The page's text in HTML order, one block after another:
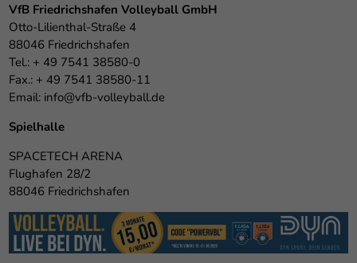
VfB Friedrichshafen Volleyball GmbH
Otto-Lilienthal-Straße 4
88046 Friedrichshafen
Tel.: + 49 7541 38580-0
Fax.: + 49 7541 38580-11
Email: info@vfb-volleyball.de
Spielhalle
SPACETECH ARENA
Flughafen 28/2
88046 Friedrichshafen